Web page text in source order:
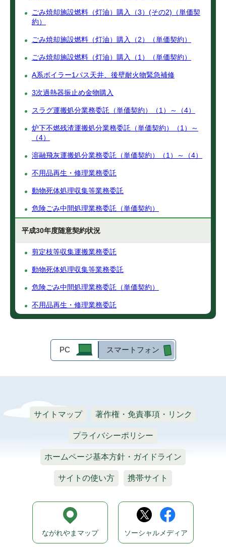
ごみ焼却施設燃料（灯油）購入（3）(その2)（単価契
約）
ごみ焼却施設燃料（灯油）購入（2）（単価契約）
ごみ焼却施設燃料（灯油）購入（1）（単価契約）
A系ボイラー1パス天井、後壁耐火物緊急補修
3次過熱器振止め金物購入
スラグ運搬処分業務委託（単価契約）（1）～（4）
炉下不燃残渣運搬処分業務委託（単価契約）（1）～
（4）
溶融飛灰運搬処分業務委託（単価契約）（1）～（4）
不用品再生・修理業務委託
動物死体処理収集等業務委託
危険ごみ中間処理業務委託（単価契約）
平成30年度随意契約状況
剪定枝等収集運搬業務委託
動物死体処理収集等業務委託
危険ごみ中間処理業務委託（単価契約）
不用品再生・修理業務委託
PC スマートフォン
サイトマップ 著作権・免責事項・リンク
プライバシーポリシー
ホームページ基本方針・ガイドライン
サイトの使い方 携帯サイト
ながれやまマップ ソーシャルメディア